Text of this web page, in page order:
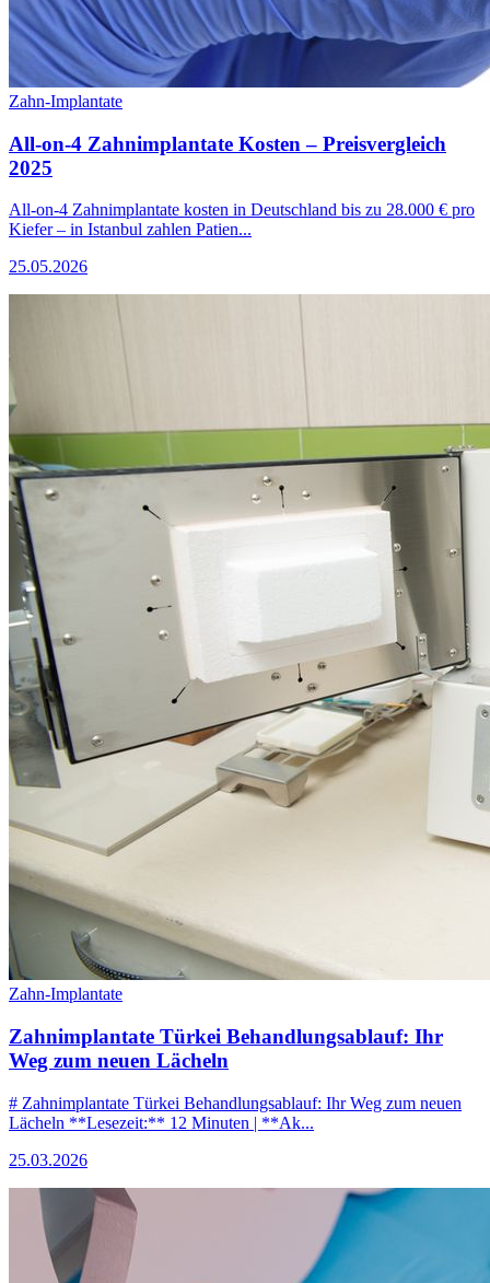
Zahn-Implantate
All-on-4 Zahnimplantate Kosten – Preisvergleich
2025
All-on-4 Zahnimplantate kosten in Deutschland bis zu 28.000 € pro
Kiefer – in Istanbul zahlen Patien...
25.05.2026
Zahn-Implantate
Zahnimplantate Türkei Behandlungsablauf: Ihr
Weg zum neuen Lächeln
# Zahnimplantate Türkei Behandlungsablauf: Ihr Weg zum neuen
Lächeln **Lesezeit:** 12 Minuten | **Ak...
25.03.2026